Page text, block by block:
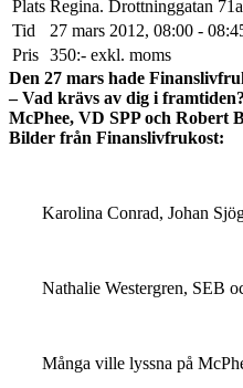
Plats Regina. Drottninggatan
Tid
27 mars 2012, 08:00 -
Pris 350:- exkl. moms
Den 27 mars hade
– Vad krävs av dig i
McPhee, VD SPP och Robert
Bilder från Finanslivfrukost:
Karolina Conrad, Johan
Nathalie Westergren, SEB
Många ville lyssna på